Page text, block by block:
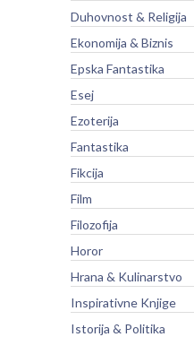
Duhovnost & Religija
Ekonomija & Biznis
Epska Fantastika
Esej
Ezoterija
Fantastika
Fikcija
Film
Filozofija
Horor
Hrana & Kulinarstvo
Inspirativne Knjige
Istorija & Politika